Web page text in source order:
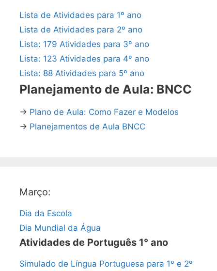
Lista de Atividades para 1º ano
Lista de Atividades para 2º ano
Lista: 179 Atividades para 3º ano
Lista: 123 Atividades para 4º ano
Lista: 88 Atividades para 5º ano
Planejamento de Aula: BNCC
→ Plano de Aula: Como Fazer e Modelos
→ Planejamentos de Aula BNCC
Março:
Dia da Escola
Dia Mundial da Água
Atividades de Português 1° ano
Simulado de Língua Portuguesa para 1º e 2º